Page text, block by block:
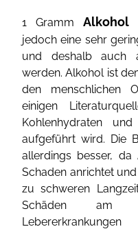
1 Gramm Alkohol
jedoch eine sehr
und deshalb auch
werden. Alkohol ist
den menschlichen
einigen
Kohlenhydraten
aufgeführt wird. Die
allerdings besser,
Schaden anrichtet
zu schweren
Schäden am